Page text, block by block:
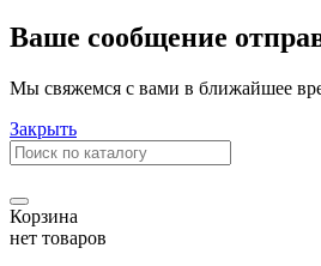
Ваше сообщение
Мы свяжемся с вами в ближайшее
Закрыть
Корзина
нет товаров